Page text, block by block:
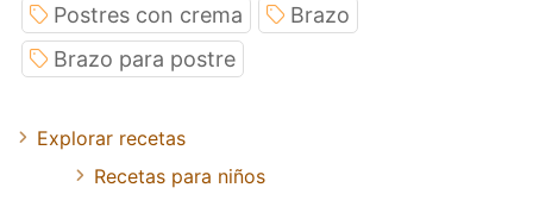
Postres con crema
Brazo
Brazo para postre
Explorar recetas
Recetas para niños